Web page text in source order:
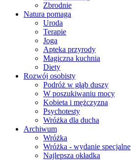
Zbrodnie
Natura pomaga
Uroda
Terapie
Joga
Apteka przyrody
Magiczna kuchnia
Diety
Rozwój osobisty
Podróż w głąb duszy
W poszukiwaniu mocy
Kobieta i mężczyzna
Psychotesty
Wróżka dla ducha
Archiwum
Wróżka
Wróżka - wydanie specjalne
Najlepsza okładka